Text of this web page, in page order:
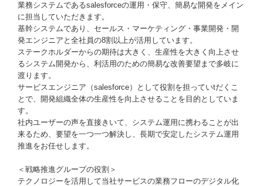
業務システムであるsalesforceの運用・保守、簡易な開発をメイン
に担当していただきます。
基幹システムであり、セールス・マーケティング・事業開発・開
発エンジニアと全社員の8割以上が活用しています。
ステークホルダーからの期待は大きく、生産性を大きく向上させ
るシステム開発から、利活用のための簡易な改善要望まで多岐に
渡ります。
サービスエンジニア（salesforce）として役割を担っていtだくこ
とで、開発組織全体の生産性を向上させることを目的としていま
す。
社内ユーザーの声を直接きいて、システム運用に携わることが出
来るため、要望を一つ一つ解決し、長期で安定したシステム運用
推進をお任せします。
＜戦略推進グループの役割＞
テクノロジーを活用して当社サービスの業務フローのデジタル化